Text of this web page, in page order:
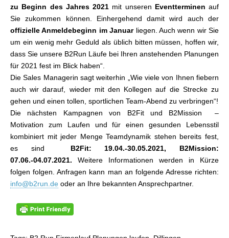
zu Beginn des Jahres 2021 mit unseren Eventterminen auf
Sie zukommen können. Einhergehend damit wird auch der
offizielle Anmeldebeginn im Januarliegen. Auch wenn wir Sie
um ein wenig mehr Geduld als üblich bitten müssen, hoffen wir,
dass Sie unsere B2Run Läufe bei Ihren anstehenden Planungen
für 2021 fest im Blick haben“.
Die Sales Managerin sagt weiterhin „Wie viele von Ihnen fiebern
auch wir darauf, wieder mit den Kollegen auf die Strecke zu
gehen und einen tollen, sportlichen Team-Abend zu verbringen“!
Die nächsten Kampagnen von B2Fit und B2Mission –
Motivation zum Laufen und für einen gesunden Lebensstil
kombiniert mit jeder Menge Teamdynamik stehen bereits fest,
es sind B2Fit: 19.04.-30.05.2021,
B2Mission:
07.06.-04.07.2021. Weitere Informationen werden in Kürze
folgen folgen. Anfragen kann man an folgende Adresse richten:
info@b2run.de oder an Ihre bekannten Ansprechpartner.